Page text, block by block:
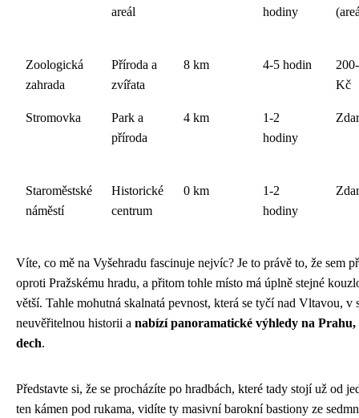
areál
hodiny
Zoologická
zahrada
Příroda a
zvířata
8 km 4-5 hodin
Kč
Stromovka
Park a
příroda
4 km
1-2
hodiny
Staroměstské
náměstí
Historické
centrum
0 km
1-2
hodiny
Víte, co mě na Vyšehradu fascinuje nejvíc? Je to právě to, že sem
oproti Pražskému hradu, a přitom tohle místo má úplně stejné
větší. Tahle mohutná skalnatá pevnost, která se tyčí nad Vltavou, v
neuvěřitelnou historii a nabízí panoramatické výhledy na
dech.
Představte si, že se procházíte po hradbách, které tady stojí už od
ten kámen pod rukama, vidíte ty masivní barokní bastiony ze